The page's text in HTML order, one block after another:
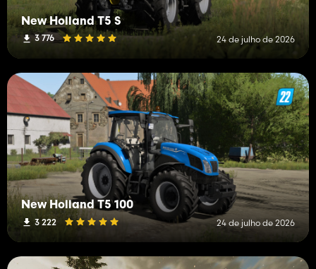
New Holland T5 S
3 776 24 de julho de 2026
New Holland T5 100
3 222 24 de julho de 2026